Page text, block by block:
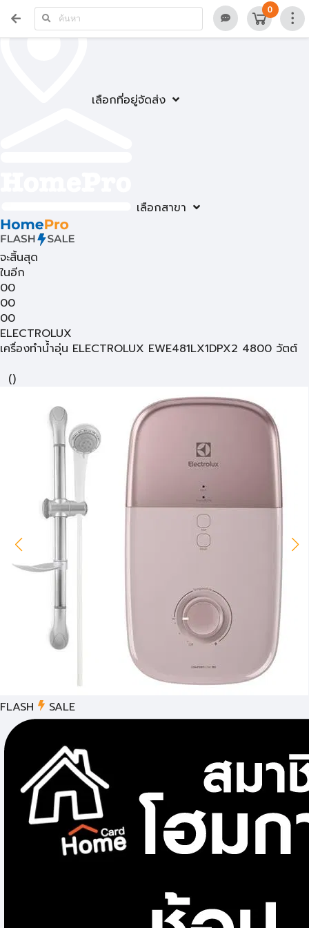
เลือกที่อยู่จัดส่ง
เลือกสาขา
0
จะสิ้นสุด
ในอีก
00
00
00
ELECTROLUX
เครื่องทำน้ำอุ่น ELECTROLUX EWE481LX1DPX2 4800 วัตต์
()
FLASH SALE